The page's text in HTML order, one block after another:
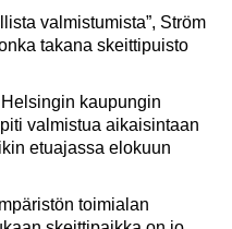
valmistumista”, Ström
takana skeittipuisto
kaupungin
valmistua aikaisintaan
etuajassa elokuun
toimialan